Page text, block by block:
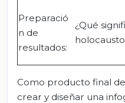
Preparació
n de
resultados:
¿Qué
Como producto final
crear y diseñar una